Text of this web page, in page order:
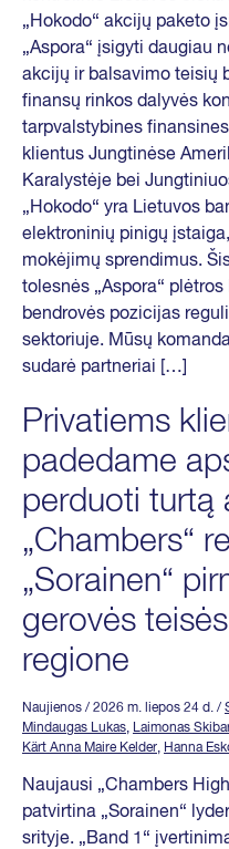
„Hokodo“ akcijų paketo
„Aspora“ įsigyti daugiau
akcijų ir balsavimo teisių
finansų rinkos dalyvės
tarpvalstybines
klientus Jungtinėse
Karalystėje bei
„Hokodo“ yra Lietuvos
elektroninių pinigų
mokėjimų sprendimus.
tolesnės „Aspora“
bendrovės pozicijas
sektoriuje. Mūsų
sudarė partneriai […]
Privatiems
padedame
perduoti turtą
„Chambers“
„Sorainen“
gerovės
regione
Naujienos / 2026 m. liepos 24 d. /
Mindaugas Lukas, Laimonas
Kärt Anna Maire Kelder, Hanna
Naujausi „Chambers
patvirtina „Sorainen“
srityje. „Band 1“